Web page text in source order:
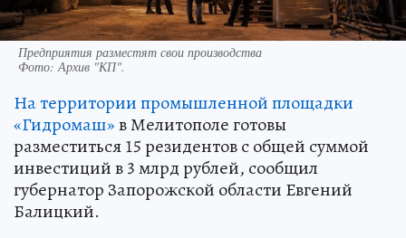
Предприятия разместят свои производства
Фото:Архив "КП".
На территории промышленной площадки
«Гидромаш»в Мелитополе готовы
разместиться 15 резидентов с общей суммой
инвестиций в 3 млрд рублей, сообщил
губернатор Запорожской области Евгений
Балицкий.